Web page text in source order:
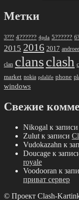
Метки
3??? 4?????? 4pda 5??????
2015 2016 2017
clan clansclash
market nokia pdalife phone
windows
Свежие
Nikogal к записи
Zulut к записи
Vudokazahn к
Doucage к
royale
Voodooran к
приват сервер
© Проект Clash-